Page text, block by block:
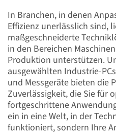
In Branchen, in denen
Effizienz unerlässlich sind,
maßgeschneiderte
in den Bereichen
Produktion unterstützen.
ausgewählten Industrie-
und Messgeräte bieten die
Zuverlässigkeit, die Sie für
fortgeschrittene
ein in eine Welt, in der
funktioniert, sondern Ihre